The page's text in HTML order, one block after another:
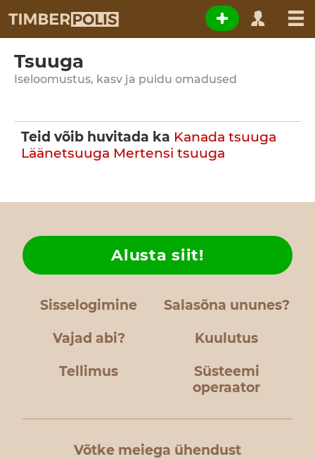
Tsuuga
Iseloomustus, kasv ja puidu omadused
Teid võib huvitada ka Kanada tsuuga
Läänetsuuga Mertensi tsuuga
Sisselogimine Salasõna ununes?
Vajad abi?
Alusta siit!
Kuulutus
Tellimus
Süsteemi
operaator
Võtke meiega ühendust